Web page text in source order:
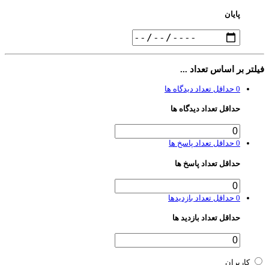
پایان
بر اساس تعداد ...
0 حداقل تعداد دیدگاه ها
حداقل تعداد دیدگاه ها
0 حداقل تعداد پاسخ ها
حداقل تعداد پاسخ ها
0 حداقل تعداد بازدیدها
حداقل تعداد بازدید ها
کاربران